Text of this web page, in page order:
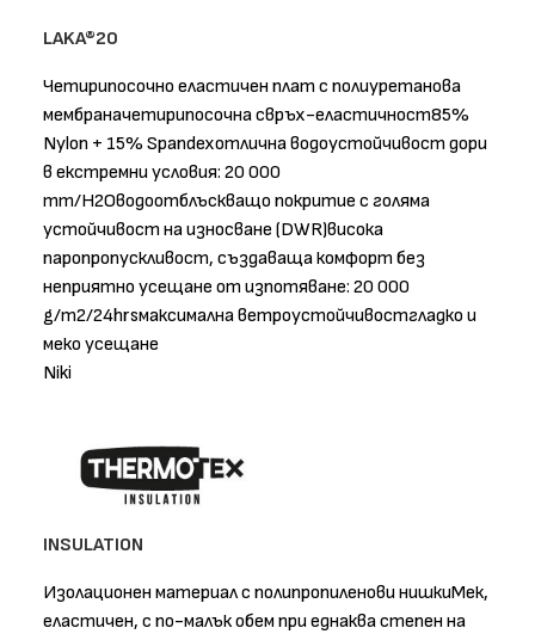
LAKA®20
Четирипосочно еластичен плат с полиуретанова
мембраначетирипосочна свръх-еластичност85%
Nylon + 15% Spandexотлична водоустойчивост дори
в екстремни условия: 20 000
mm/H2Oводоотблъскващо покритие с голяма
устойчивост на износване (DWR)висока
паропропускливост, създаваща комфорт без
неприятно усещане от изпотяване: 20 000
g/m2/24hrsмаксимална ветроустойчивостгладко и
меко усещане
Niki
INSULATION
Изолационен материал с полипропиленови нишкиМек,
еластичен, с по-малък обем при еднаква степен на